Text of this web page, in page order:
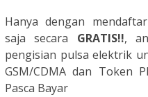
Hanya dengan
saja secara GRATIS!!,
pengisian pulsa elektrik
GSM/CDMA dan Token
Pasca Bayar